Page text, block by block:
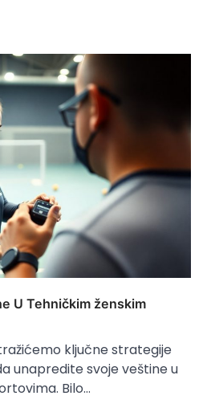
U Tehničkim ženskim
ključne strategije
unapredite svoje veštine u
Bilo…